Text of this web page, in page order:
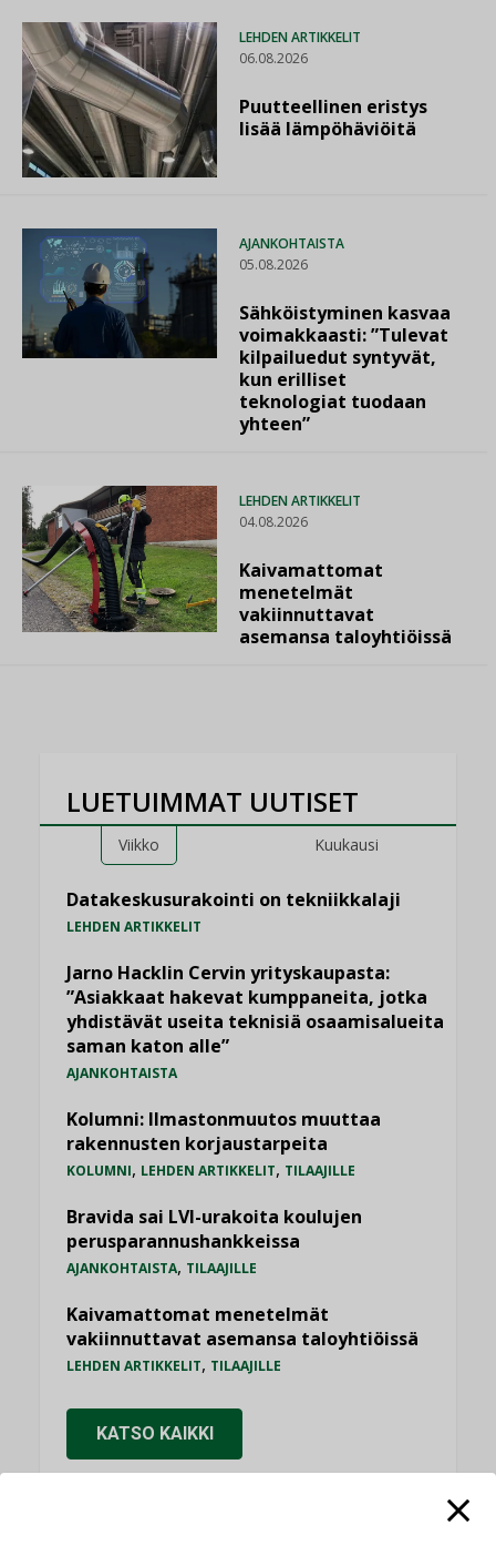
LEHDEN ARTIKKELIT
06.08.2026
Puutteellinen eristys
lisää lämpöhäviöitä
AJANKOHTAISTA
05.08.2026
Sähköistyminen kasvaa
voimakkaasti: ”Tulevat
kilpailuedut syntyvät,
kun erilliset
teknologiat tuodaan
yhteen”
LEHDEN ARTIKKELIT
04.08.2026
Kaivamattomat
menetelmät
vakiinnuttavat
asemansa taloyhtiöissä
LUETUIMMAT UUTISET
Viikko Kuukausi
Datakeskusurakointi on tekniikkalaji
LEHDEN ARTIKKELIT
Jarno Hacklin Cervin yrityskaupasta:
”Asiakkaat hakevat kumppaneita, jotka
yhdistävät useita teknisiä osaamisalueita
saman katon alle”
AJANKOHTAISTA
Kolumni: Ilmastonmuutos muuttaa
rakennusten korjaustarpeita
KOLUMNI, LEHDEN ARTIKKELIT, TILAAJILLE
Bravida sai LVI-urakoita koulujen
perusparannushankkeissa
AJANKOHTAISTA, TILAAJILLE
Kaivamattomat menetelmät
vakiinnuttavat asemansa taloyhtiöissä
LEHDEN ARTIKKELIT, TILAAJILLE
KATSO KAIKKI